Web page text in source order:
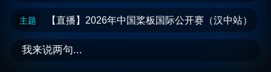
主题 【直播】2026年中国桨板国际公开赛（汉中站）
我来说两句...